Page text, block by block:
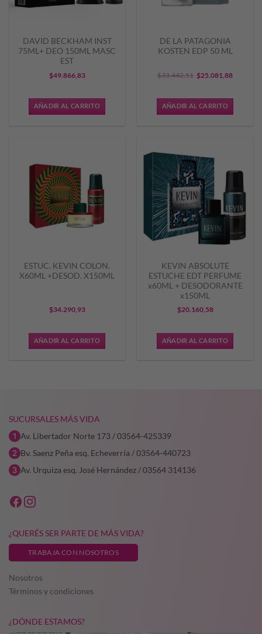
DAVID BECKHAM INST
75ML+ DEO 150ML MASC
EST
$49.866,83
AÑADIR AL CARRITO
DE LA PATAGONIA
KOSTEN EDP 50 ML
$33.442,51 El
original
era:
$25.081,88El
es:
AÑADIR AL CARRITO
ESTUC. KEVIN COLON.
X60ML +DESOD. X150ML
$34.290,93
AÑADIR AL CARRITO
KEVIN ABSOLUTE
ESTUCHE EDT PERFUME
x60ML + DESODORANTE
x150ML
$20.160,58
AÑADIR AL CARRITO
SUCURSALES MÁS VIDA
Av. Libertador Norte 173 / 03564-425339
Bv. Saenz Peña esq. Echeverría / 03564-440723
Av. Urquiza esq. José Hernández / 03564 314136
¿QUERÉS SER PARTE DE MÁS VIDA?
TRABAJA CON NOSOTROS
Nosotros
Términos y condiciones
¿DÓNDE ESTAMOS?